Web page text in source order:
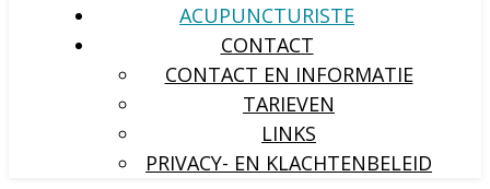
ACUPUNCTURISTE
CONTACT
CONTACT EN INFORMATIE
TARIEVEN
LINKS
PRIVACY- EN KLACHTENBELEID